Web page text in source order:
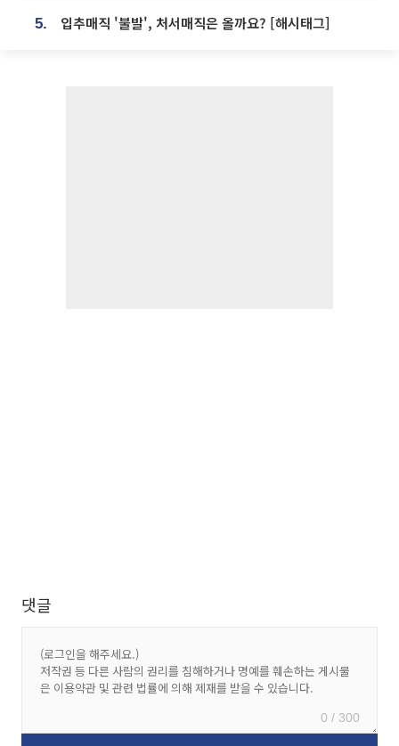
5. 입추매직 '불발', 처서매직은 올까요? [해시태그]
댓글
0 / 300